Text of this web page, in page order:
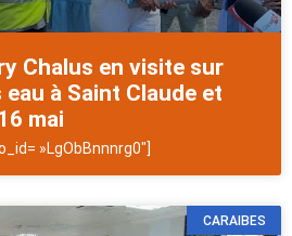
Chalus en visite sur
à Saint Claude et
mai
»LgObBnnnrg0″]
CARAIBES